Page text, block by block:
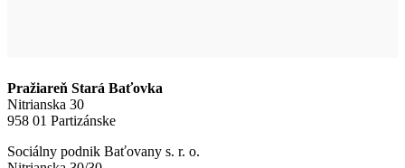
Pražiareň Stará Baťovka
Nitrianska 30
958 01 Partizánske
Sociálny podnik Baťovany s. r. o.